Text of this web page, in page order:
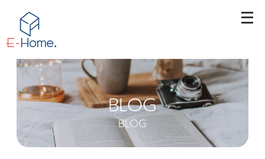
メ
ー
BLOG
BLOG